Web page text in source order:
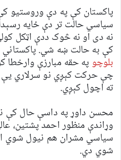
پاکستان کې په دې وروستیو
سیاسي حالت تر دې ځایه
نه دی او نه څوک ددې اټکل
کې به حالت ښه شي. پاکستاني
بلوچو په حقه مبارزې
چې حرکت کېږي نو سرلاري یې
ته اچول کېږي.
محسن داوړ په داسې حال کې
وړاندې منظور احمد پشتین،
سیاسي مشران هم نیول شوي
شوي دي.